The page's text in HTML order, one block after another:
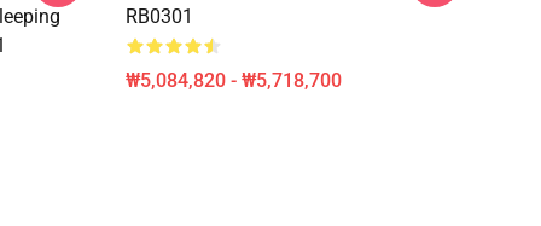
RB0301
₩5,084,820 - ₩5,718,700